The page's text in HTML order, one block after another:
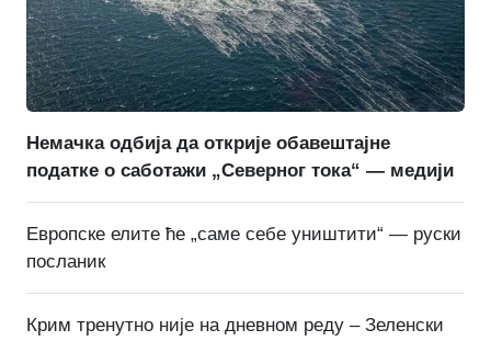
Немачка одбија да открије обавештајне
податке о саботажи „Северног тока“ — медији
Европске елите ће „саме себе уништити“ — руски
посланик
Крим тренутно није на дневном реду – Зеленски